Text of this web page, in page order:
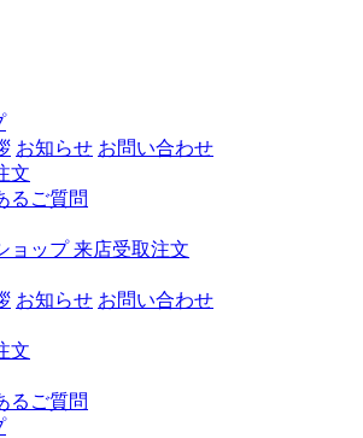
お知らせ お問い合わせ
文
るご質問
ョップ来店受取注文
お知らせ お問い合わせ
文
るご質問